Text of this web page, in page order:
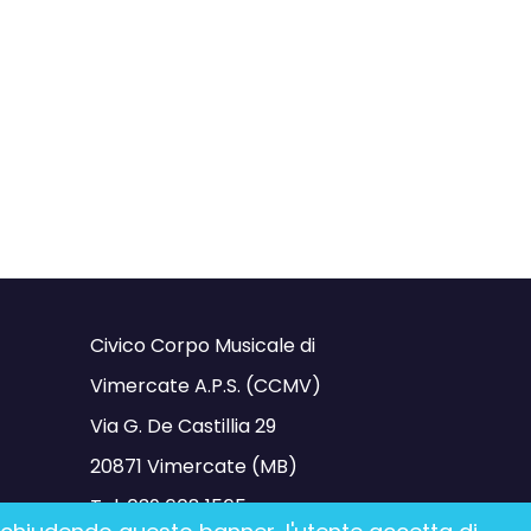
Civico Corpo Musicale di
Vimercate A.P.S. (CCMV)
Via G. De Castillia 29
20871 Vimercate (MB)
Tel.039 608 1565